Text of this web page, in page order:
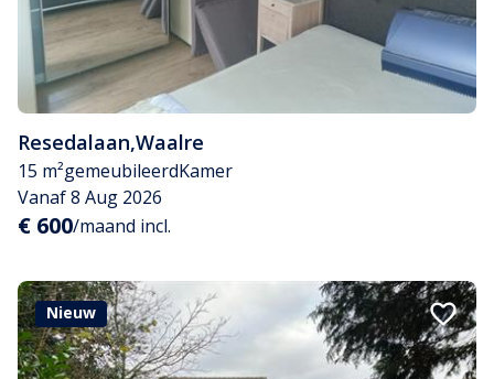
Resedalaan,Waalre
15 m²gemeubileerdKamer
Vanaf 8 Aug 2026
€ 600/maand incl.
Nieuw